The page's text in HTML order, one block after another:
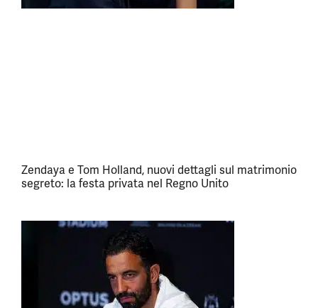
Zendaya e Tom Holland, nuovi dettagli sul matrimonio
segreto: la festa privata nel Regno Unito